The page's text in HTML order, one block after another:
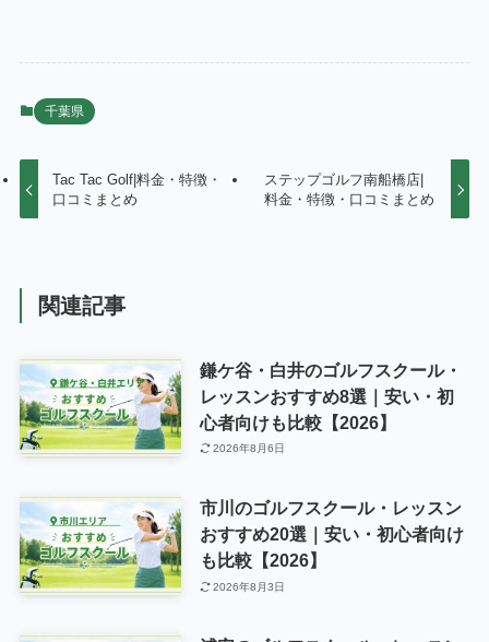
千葉県
Tac Tac Golf|料金・特徴・
口コミまとめ
ステップゴルフ南船橋店|
料金・特徴・口コミまとめ
関連記事
鎌ケ谷・白井のゴルフスクール・
レッスンおすすめ8選｜安い・初
心者向けも比較【2026】
2026年8月6日
市川のゴルフスクール・レッスン
おすすめ20選｜安い・初心者向け
も比較【2026】
2026年8月3日